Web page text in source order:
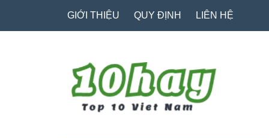
GIỚI THIỆU QUY ĐỊNH LIÊN HỆ